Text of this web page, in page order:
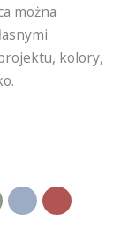
można
kolory,